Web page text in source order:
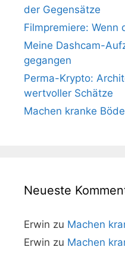
der Gegensätze
Filmpremiere: Wenn
Meine Dashcam-
gegangen
Perma-Krypto:
wertvoller Schätze
Machen kranke
Neueste
Erwin zu Machen
Erwin zu Machen